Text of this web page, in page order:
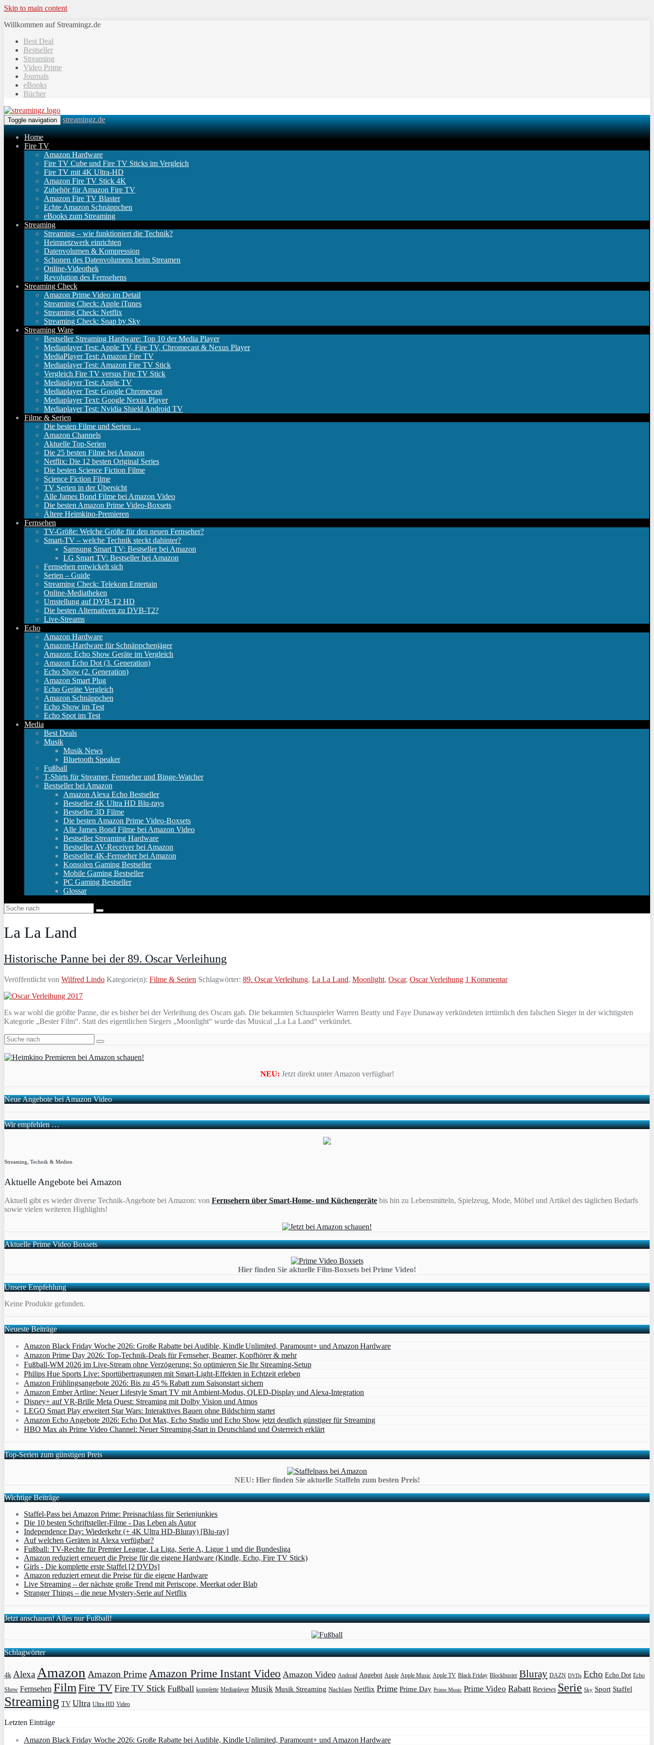
Skip to main content
Willkommen auf Streamingz.de
Best Deal
Bestseller
Streaming
Video Prime
Journals
eBooks
Bücher
Toggle navigation streamingz.de
Home
Fire TV
Amazon Hardware
Fire TV Cube und Fire TV Sticks im Vergleich
Fire TV mit 4K Ultra-HD
Amazon Fire TV Stick 4K
Zubehör für Amazon Fire TV
Amazon Fire TV Blaster
Echte Amazon Schnäppchen
eBooks zum Streaming
Streaming
Streaming – wie funktioniert die Technik?
Heimnetzwerk einrichten
Datenvolumen & Kompression
Schonen des Datenvolumens beim Streamen
Online-Videothek
Revolution des Fernsehens
Streaming Check
Amazon Prime Video im Detail
Streaming Check: Apple iTunes
Streaming Check: Netflix
Streaming Check: Snap by Sky
Streaming Ware
Bestseller Streaming Hardware: Top 10 der Media Player
Mediaplayer Test: Apple TV, Fire TV, Chromecast & Nexus Player
MediaPlayer Test: Amazon Fire TV
Mediaplayer Test: Amazon Fire TV Stick
Vergleich Fire TV versus Fire TV Stick
Mediaplayer Test: Apple TV
Mediaplayer Test: Google Chromecast
Mediaplayer Text: Google Nexus Player
Mediaplayer Test: Nvidia Shield Android TV
Filme & Serien
Die besten Filme und Serien …
Amazon Channels
Aktuelle Top-Serien
Die 25 besten Filme bei Amazon
Netflix: Die 12 besten Original Series
Die besten Science Fiction Filme
Science Fiction Filme
TV Serien in der Übersicht
Alle James Bond Filme bei Amazon Video
Die besten Amazon Prime Video-Boxsets
Ältere Heimkino-Premieren
Fernsehen
TV-Größe: Welche Größe für den neuen Fernseher?
Smart-TV – welche Technik steckt dahinter?
Samsung Smart TV: Bestseller bei Amazon
LG Smart TV: Bestseller bei Amazon
Fernsehen entwickelt sich
Serien – Guide
Streaming Check: Telekom Entertain
Online-Mediatheken
Umstellung auf DVB-T2 HD
Die besten Alternativen zu DVB-T2?
Live-Streams
Echo
Amazon Hardware
Amazon-Hardware für Schnäppchenjäger
Amazon: Echo Show Geräte im Vergleich
Amazon Echo Dot (3. Generation)
Echo Show (2. Generation)
Amazon Smart Plug
Echo Geräte Vergleich
Amazon Schnäppchen
Echo Show im Test
Echo Spot im Test
Media
Best Deals
Musik
Musik News
Bluetooth Speaker
Fußball
T-Shirts für Streamer, Fernseher und Binge-Watcher
Bestseller bei Amazon
Amazon Alexa Echo Bestseller
Bestseller 4K Ultra HD Blu-rays
Bestseller 3D Filme
Die besten Amazon Prime Video-Boxsets
Alle James Bond Filme bei Amazon Video
Bestseller Streaming Hardware
Bestseller AV-Receiver bei Amazon
Bestseller 4K-Fernseher bei Amazon
Konsolen Gaming Bestseller
Mobile Gaming Bestseller
PC Gaming Bestseller
Glossar
La La Land
Historische Panne bei der 89. Oscar Verleihung
Veröffentlicht von Wilfred Lindo Kategorie(n): Filme & Serien Schlagwörter: 89. Oscar Verleihung, La La Land, Moonlight, Oscar, Oscar Verleihung 1 Kommentar
Es war wohl die größte Panne, die es bisher bei der Verleihung des Oscars gab. Die bekannten Schauspieler Warren Beatty und Faye Dunaway verkündeten irrtümlich den falschen Sieger in der wichtigsten
Kategorie „Bester Film“. Statt des eigentlichen Siegers „Moonlight“ wurde das Musical „La La Land“ verkündet.
NEU: Jetzt direkt unter Amazon verfügbar!
Neue Angebote bei Amazon Video
Wir empfehlen …
Streaming, Technik & Medien
Aktuelle Angebote bei Amazon
Aktuell gibt es wieder diverse Technik-Angebote bei Amazon: von Fernsehern über Smart-Home- und Küchengeräte bis hin zu Lebensmitteln, Spielzeug, Mode, Möbel und Artikel des täglichen Bedarfs
sowie vielen weiteren Highlights!
Aktuelle Prime Video Boxsets
Hier finden Sie aktuelle Film-Boxsets bei Prime Video!
Unsere Empfehlung
Keine Produkte gefunden.
Neueste Beiträge
Amazon Black Friday Woche 2026: Große Rabatte bei Audible, Kindle Unlimited, Paramount+ und Amazon Hardware
Amazon Prime Day 2026: Top-Technik-Deals für Fernseher, Beamer, Kopfhörer & mehr
Fußball-WM 2026 im Live-Stream ohne Verzögerung: So optimieren Sie Ihr Streaming-Setup
Philips Hue Sports Live: Sportübertragungen mit Smart‑Light‑Effekten in Echtzeit erleben
Amazon Frühlingsangebote 2026: Bis zu 45 % Rabatt zum Saisonstart sichern
Amazon Ember Artline: Neuer Lifestyle Smart TV mit Ambient‑Modus, QLED‑Display und Alexa‑Integration
Disney+ auf VR-Brille Meta Quest: Streaming mit Dolby Vision und Atmos
LEGO Smart Play erweitert Star Wars: Interaktives Bauen ohne Bildschirm startet
Amazon Echo Angebote 2026: Echo Dot Max, Echo Studio und Echo Show jetzt deutlich günstiger für Streaming
HBO Max als Prime Video Channel: Neuer Streaming‑Start in Deutschland und Österreich erklärt
Top-Serien zum günstigen Preis
NEU: Hier finden Sie aktuelle Staffeln zum besten Preis!
Wichtige Beiträge
Staffel-Pass bei Amazon Prime: Preisnachlass für Serienjunkies
Die 10 besten Schriftsteller-Filme - Das Leben als Autor
Independence Day: Wiederkehr (+ 4K Ultra HD-Bluray) [Blu-ray]
Auf welchen Geräten ist Alexa verfügbar?
Fußball: TV-Rechte für Premier League, La Liga, Serie A, Ligue 1 und die Bundesliga
Amazon reduziert erneuert die Preise für die eigene Hardware (Kindle, Echo, Fire TV Stick)
Girls - Die komplette erste Staffel [2 DVDs]
Amazon reduziert erneut die Preise für die eigene Hardware
Live Streaming – der nächste große Trend mit Periscope, Meerkat oder Blab
Stranger Things – die neue Mystery-Serie auf Netflix
Jetzt anschauen! Alles nur Fußball!
Schlagwörter
4k AlexaAmazon Amazon PrimeAmazon Prime Instant Video Amazon Video Android Angebot Apple Apple Music Apple TV Black Friday Blockbuster Bluray DAZN DVDs Echo Echo Dot Echo
Show Fernsehen FilmFire TVFire TV Stick Fußball komplette Mediaplayer Musik Musik Streaming Nachlass Netflix Prime Prime Day Prime Music Prime Video Rabatt Reviews Serie Sky Sport Staffel
Streaming TV Ultra Ultra HD Video
Letzten Einträge
Amazon Black Friday Woche 2026: Große Rabatte bei Audible, Kindle Unlimited, Paramount+ und Amazon Hardware